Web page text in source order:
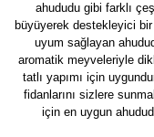
ahududu gibi farklı
büyüyerek destekleyici
uyum sağlayan
aromatik meyveleriyle
tatlı yapımı için
fidanlarını sizlere
için en uygun